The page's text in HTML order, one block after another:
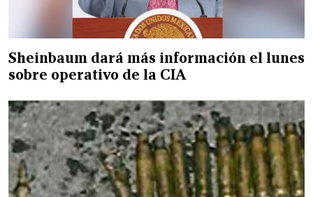
Sheinbaum dará más información el lunes
sobre operativo de la CIA